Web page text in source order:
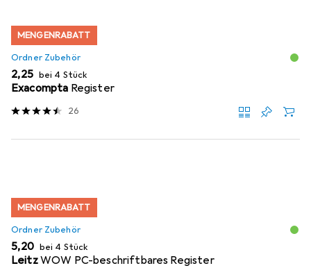
MENGENRABATT
Ordner Zubehör
EUR
2,25 bei 4 Stück
Exacompta Register
26
MENGENRABATT
Ordner Zubehör
EUR
5,20 bei 4 Stück
LeitzWOW PC-beschriftbares Register